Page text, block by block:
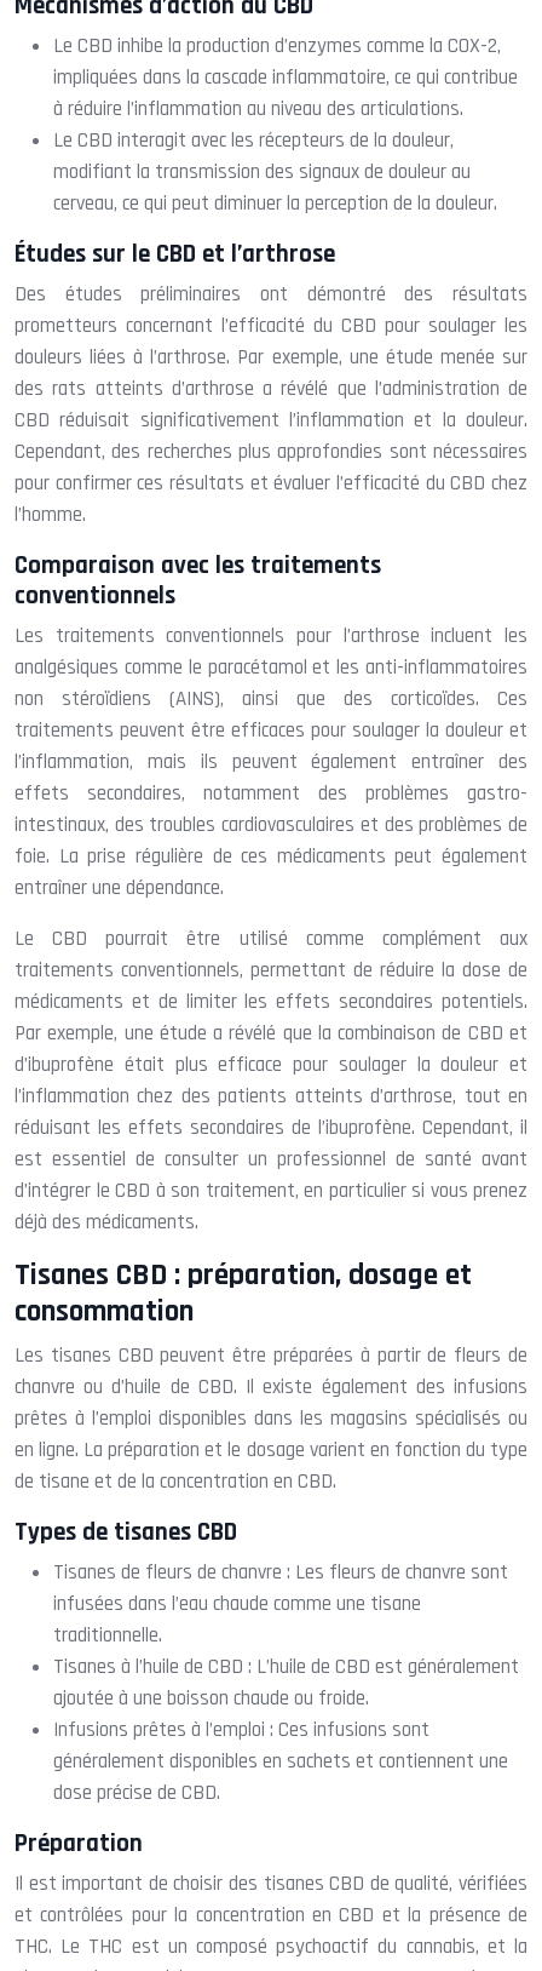
Le CBD inhibe la production d’enzymes comme la COX-2,
impliquées dans la cascade inflammatoire, ce qui contribue
à réduire l’inflammation au niveau des articulations.
Le CBD interagit avec les récepteurs de la douleur,
modifiant la transmission des signaux de douleur au
cerveau, ce qui peut diminuer la perception de la douleur.
Études sur le CBD et l’arthrose
Des études préliminaires ont démontré des résultats
prometteurs concernant l’efficacité du CBD pour soulager les
douleurs liées à l’arthrose. Par exemple, une étude menée sur
des rats atteints d’arthrose a révélé que l’administration de
CBD réduisait significativement l’inflammation et la douleur.
Cependant, des recherches plus approfondies sont nécessaires
pour confirmer ces résultats et évaluer l’efficacité du CBD chez
l’homme.
Comparaison avec les traitements
conventionnels
Les traitements conventionnels pour l’arthrose incluent les
analgésiques comme le paracétamol et les anti-inflammatoires
non stéroïdiens (AINS), ainsi que des corticoïdes. Ces
traitements peuvent être efficaces pour soulager la douleur et
l’inflammation, mais ils peuvent également entraîner des
effets secondaires, notamment des problèmes gastro-
intestinaux, des troubles cardiovasculaires et des problèmes de
foie. La prise régulière de ces médicaments peut également
entraîner une dépendance.
Le CBD pourrait être utilisé comme complément aux
traitements conventionnels, permettant de réduire la dose de
médicaments et de limiter les effets secondaires potentiels.
Par exemple, une étude a révélé que la combinaison de CBD et
d’ibuprofène était plus efficace pour soulager la douleur et
l’inflammation chez des patients atteints d’arthrose, tout en
réduisant les effets secondaires de l’ibuprofène. Cependant, il
est essentiel de consulter un professionnel de santé avant
d’intégrer le CBD à son traitement, en particulier si vous prenez
déjà des médicaments.
Tisanes CBD : préparation, dosage et
consommation
Les tisanes CBD peuvent être préparées à partir de fleurs de
chanvre ou d’huile de CBD. Il existe également des infusions
prêtes à l’emploi disponibles dans les magasins spécialisés ou
en ligne. La préparation et le dosage varient en fonction du type
de tisane et de la concentration en CBD.
Types de tisanes CBD
Tisanes de fleurs de chanvre : Les fleurs de chanvre sont
infusées dans l’eau chaude comme une tisane
traditionnelle.
Tisanes à l’huile de CBD : L’huile de CBD est généralement
ajoutée à une boisson chaude ou froide.
Infusions prêtes à l’emploi : Ces infusions sont
généralement disponibles en sachets et contiennent une
dose précise de CBD.
Préparation
Il est important de choisir des tisanes CBD de qualité, vérifiées
et contrôlées pour la concentration en CBD et la présence de
THC. Le THC est un composé psychoactif du cannabis, et la